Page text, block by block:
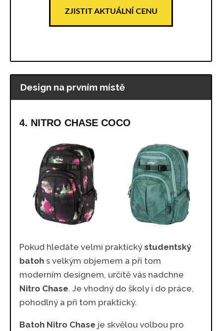
ZJISTIT AKTUÁLNÍ CENU
Design na prvním místě
4. NITRO CHASE COCO
Pokud hledáte velmi praktickýstudentský
batoh s velkým objemem a při tom
moderním designem, určitě vás nadchne
Nitro Chase. Je vhodný do školy i do práce,
pohodlný a při tom praktický.
Batoh Nitro Chase je skvělou volbou pro